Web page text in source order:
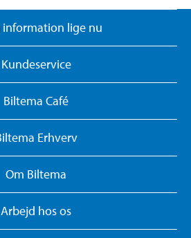
lige nu
Kundeservice
Biltema Café
Erhverv
Om Biltema
Arbejd hos os